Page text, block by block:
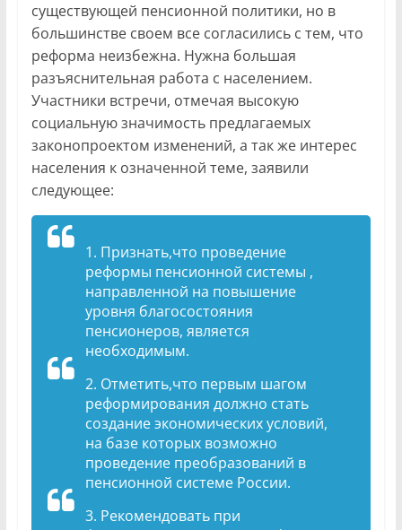
существующей пенсионной политики, но в
большинстве своем все согласились с тем, что
реформа неизбежна. Нужна большая
разъяснительная работа с населением.
Участники встречи, отмечая высокую
социальную значимость предлагаемых
законопроектом изменений, а так же интерес
населения к означенной теме, заявили
следующее:
1. Признать,что проведение
реформы пенсионной системы ,
направленной на повышение
уровня благосостояния
пенсионеров, является
необходимым.
2. Отметить,что первым шагом
реформирования должно стать
создание экономических условий,
на базе которых возможно
проведение преобразований в
пенсионной системе России.
3. Рекомендовать при